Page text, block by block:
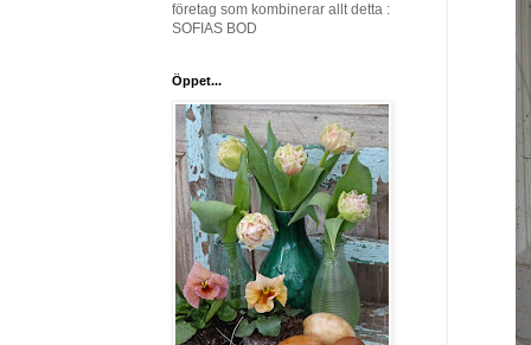
företag som kombinerar allt detta :
SOFIAS BOD
Öppet...